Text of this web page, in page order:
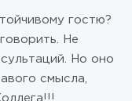
гостю?
Не
Но оно
смысла,